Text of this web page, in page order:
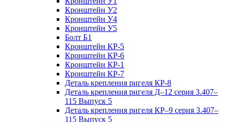
Кронштейн У2
Кронштейн У4
Кронштейн У5
Болт Б1
Кронштейн КР-5
Кронштейн КР-6
Кронштейн КР-1
Кронштейн КР-7
Деталь крепления ригеля КР‑8
Деталь крепления ригеля Д–12 серия 3.407–
115 Выпуск 5
Деталь крепления ригеля КР–9 серия 3.407–
115 Выпуск 5